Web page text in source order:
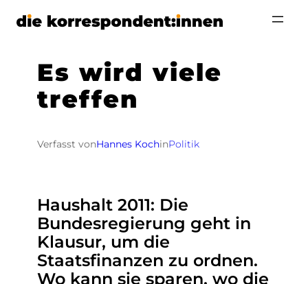
Zum
Es wird viele
treffen
Verfasst vonHannes KochinPolitik
Haushalt 2011: Die
Bundesregierung geht in
Klausur, um die
Staatsfinanzen zu ordnen.
Wo kann sie sparen, wo die